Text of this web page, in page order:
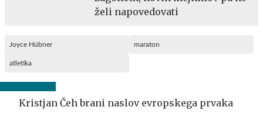
želi napovedovati
Joyce Hübner maraton
atletika
Kristjan Čeh brani naslov evropskega prvaka